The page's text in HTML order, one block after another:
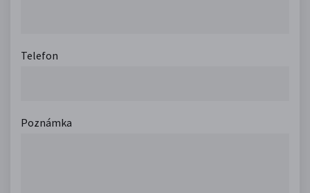
Telefon
Poznámka